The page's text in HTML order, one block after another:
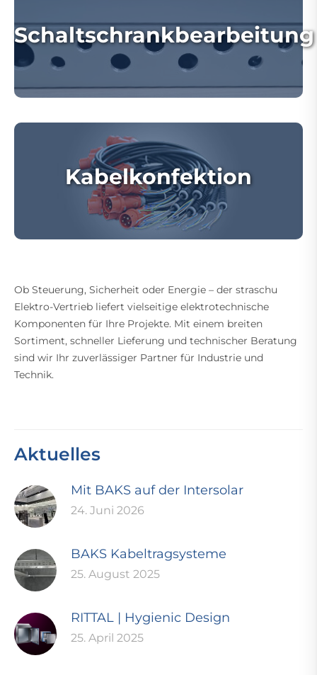
Schaltschrankbearbeitung
Kabelkonfektion
Ob Steuerung, Sicherheit oder Energie – der straschu
Elektro-Vertrieb liefert vielseitige elektrotechnische
Komponenten für Ihre Projekte. Mit einem breiten
Sortiment, schneller Lieferung und technischer Beratung
sind wir Ihr zuverlässiger Partner für Industrie und
Technik.
Aktuelles
Mit BAKS auf der Intersolar
24. Juni 2026
BAKS Kabeltragsysteme
25. August 2025
RITTAL | Hygienic Design
25. April 2025